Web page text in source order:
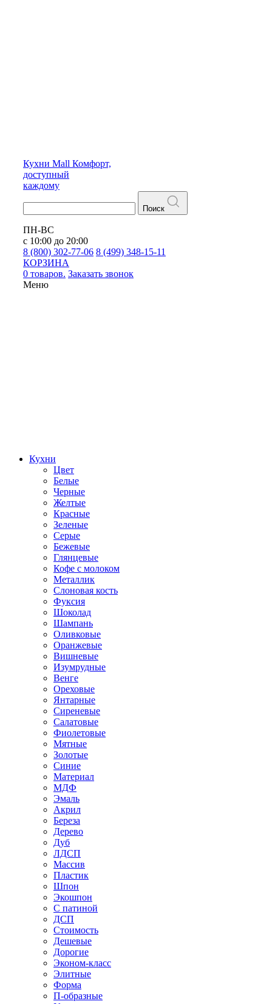
Кухни Mall Комфорт,
доступный
каждому
Поиск
ПН-ВС
с 10:00 до 20:00
8 (800) 302-77-06 8 (499) 348-15-11
КОРЗИНА
0 товаров. Заказать звонок
Меню
Кухни
Цвет
Белые
Черные
Желтые
Красные
Зеленые
Серые
Бежевые
Глянцевые
Кофе с молоком
Металлик
Слоновая кость
Фуксия
Шоколад
Шампань
Оливковые
Оранжевые
Вишневые
Изумрудные
Венге
Ореховые
Янтарные
Сиреневые
Салатовые
Фиолетовые
Мятные
Золотые
Синие
Материал
МДФ
Эмаль
Акрил
Береза
Дерево
Дуб
ЛДСП
Массив
Пластик
Шпон
Экошпон
С патиной
ДСП
Стоимость
Дешевые
Дорогие
Эконом-класс
Элитные
Форма
П-образные